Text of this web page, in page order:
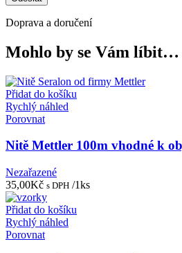
Doprava a doručení
Mohlo by se Vám líbit…
Přidat do košíku
Rychlý náhled
Porovnat
Nitě Mettler 100m vhodné k
Nezařazené
35,00Kč s DPH /1ks
Přidat do košíku
Rychlý náhled
Porovnat